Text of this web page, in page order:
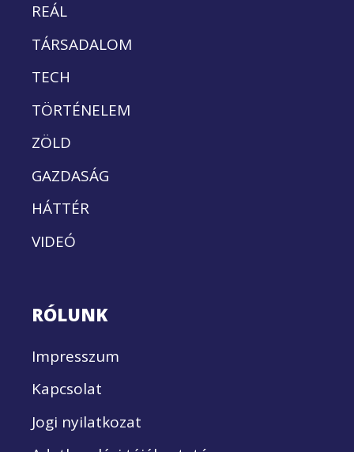
REÁL
TÁRSADALOM
TECH
TÖRTÉNELEM
ZÖLD
GAZDASÁG
HÁTTÉR
VIDEÓ
RÓLUNK
Impresszum
Kapcsolat
Jogi nyilatkozat